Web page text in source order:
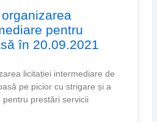
pentru
în 20.09.2021
licitației intermediare de
pe picior cu strigare și a
pentru prestări servicii